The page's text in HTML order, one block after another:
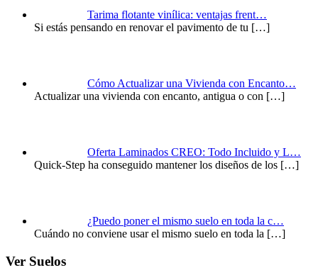
Tarima flotante vinílica: ventajas frent…
Si estás pensando en renovar el pavimento de tu […]
Cómo Actualizar una Vivienda con Encanto…
Actualizar una vivienda con encanto, antigua o con […]
Oferta Laminados CREO: Todo Incluido y L…
Quick-Step ha conseguido mantener los diseños de los […]
¿Puedo poner el mismo suelo en toda la c…
Cuándo no conviene usar el mismo suelo en toda la […]
Ver Suelos